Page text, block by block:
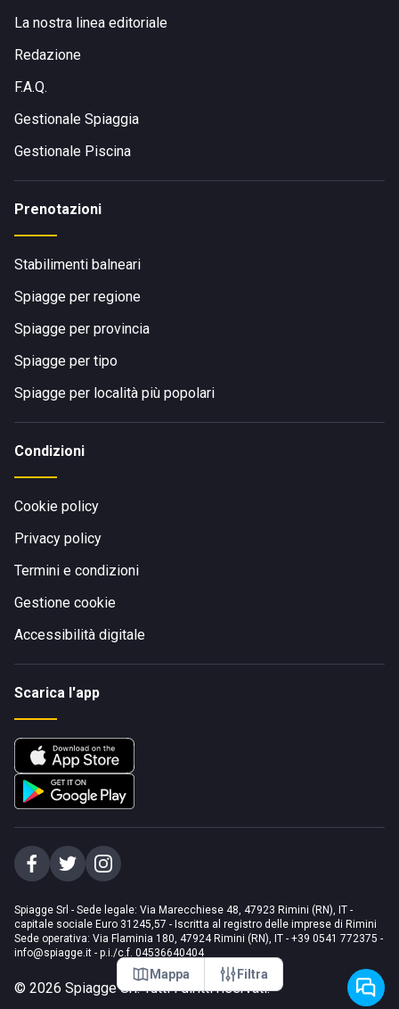
Mappa Filtra
La nostra linea editoriale
Redazione
F.A.Q.
Gestionale Spiaggia
Gestionale Piscina
Prenotazioni
Stabilimenti balneari
Spiagge per regione
Spiagge per provincia
Spiagge per tipo
Spiagge per località più popolari
Condizioni
Cookie policy
Privacy policy
Termini e condizioni
Gestione cookie
Accessibilità digitale
Scarica l'app
Spiagge Srl - Sede legale: Via Marecchiese 48, 47923 Rimini (RN), IT -
capitale sociale Euro 31245,57 - Iscritta al registro delle imprese di Rimini
Sede operativa: Via Flaminia 180, 47924 Rimini (RN), IT - +39 0541 772375 -
info@spiagge.it - p.i./c.f. 04536640404
© 2026 Spiagge Srl. Tutti i diritti riservati.